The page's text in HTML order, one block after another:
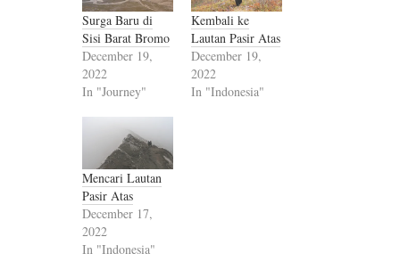
Surga Baru di
Sisi Barat Bromo
December 19,
2022
In "Journey"
Kembali ke
Lautan Pasir Atas
December 19,
2022
In "Indonesia"
Mencari Lautan
Pasir Atas
December 17,
2022
In "Indonesia"